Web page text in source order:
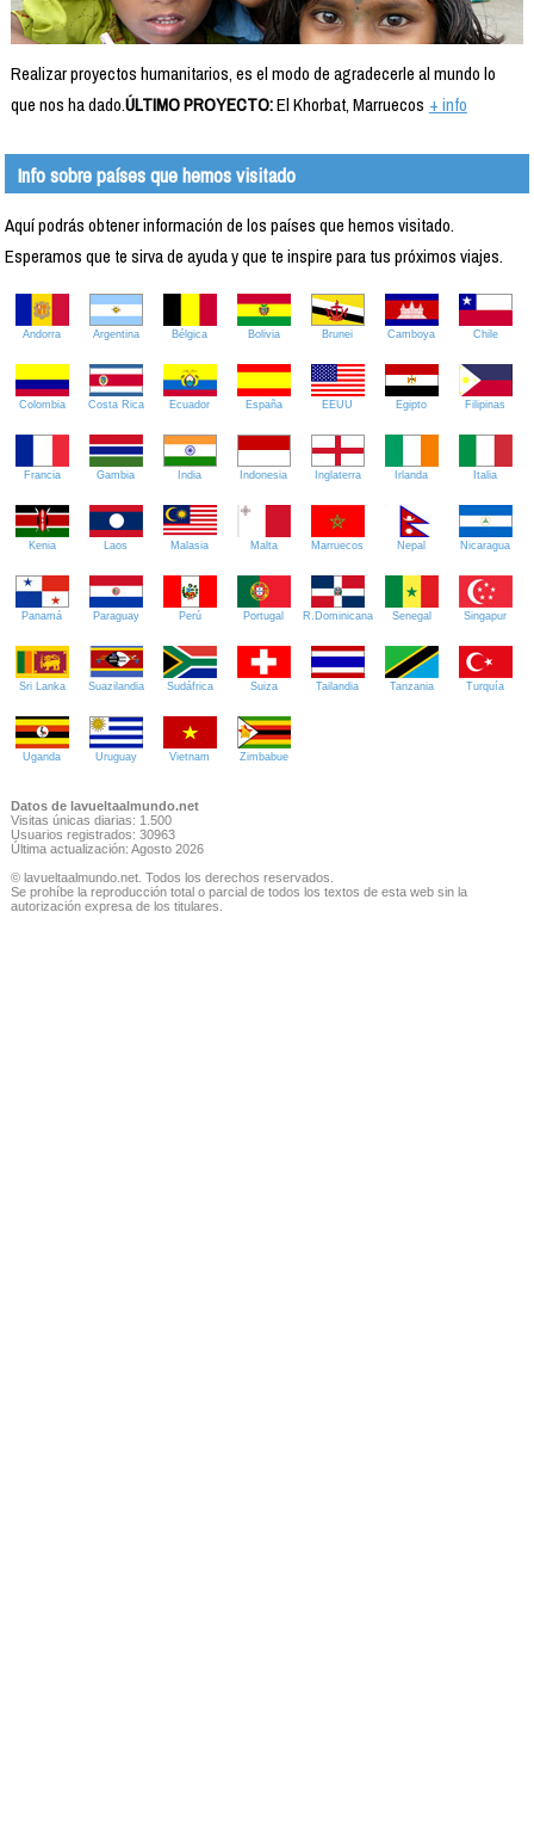
Realizar proyectos humanitarios, es el modo de agradecerle al mundo lo
que nos ha dado.ÚLTIMO PROYECTO:El Khorbat, Marruecos + info
Info sobre países que hemos visitado
Aquí podrás obtener información de los países que hemos visitado.
Esperamos que te sirva de ayuda y que te inspire para tus próximos viajes.
Andorra Argentina Bélgica Bolivia Brunei Camboya Chile
Colombia Costa Rica Ecuador España EEUU Egipto Filipinas
Francia Gambia India Indonesia Inglaterra Irlanda Italia
Kenia Laos Malasia Malta Marruecos Nepal Nicaragua
Panamá Paraguay Perú Portugal R.Dominicana Senegal Singapur
Sri Lanka Suazilandia Sudáfrica Suiza Tailandia Tanzania Turquía
Uganda Uruguay Vietnam Zimbabue
Datos de lavueltaalmundo.net
Visitas únicas diarias: 1.500
Usuarios registrados: 30963
Última actualización: Agosto 2026
© lavueltaalmundo.net. Todos los derechos reservados.
Se prohíbe la reproducción total o parcial de todos los textos de esta web sin la
autorización expresa de los titulares.